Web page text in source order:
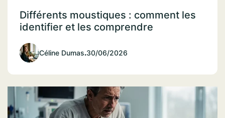
Différents moustiques : comment les
identifier et les comprendre
Céline Dumas.30/06/2026